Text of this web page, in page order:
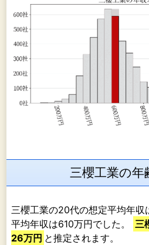
三櫻工業の年
三櫻工業の20代の想定平均年
平均年収は610万円でした。
三
26万円 と推定されます。